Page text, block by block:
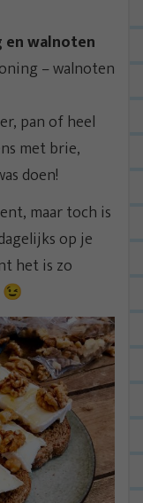
walnoten
– walnoten
pan of heel
met brie,
doen!
maar toch is
op je
het is zo
😉